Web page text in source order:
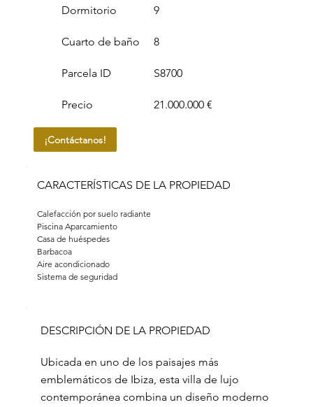
Dormitorio
Cuarto de baño
9
8
Parcela ID
Precio
S8700
21.000.000 €
¡Contáctanos!
CARACTERÍSTICAS DE LA PROPIEDAD
Calefacción por suelo radiante
Piscina Aparcamiento
Casa de huéspedes
Barbacoa
Aire acondicionado
Sistema de seguridad
DESCRIPCIÓN DE LA PROPIEDAD
Ubicada en uno de los paisajes más
emblemáticos de Ibiza, esta villa de lujo
contemporánea combina un diseño moderno